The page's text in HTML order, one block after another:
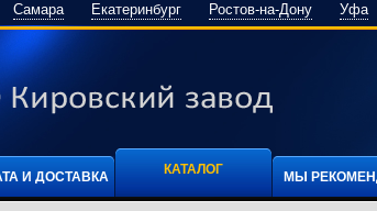
Самара Екатеринбург Ростов-на-Дону Уфа
И ДОСТАВКА КАТАЛОГ МЫ